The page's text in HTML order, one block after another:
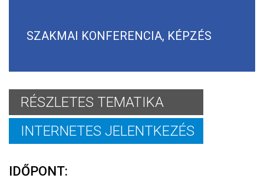
SZAKMAI KONFERENCIA, KÉPZÉS
RÉSZLETES TEMATIKA
INTERNETES JELENTKEZÉS
IDŐPONT: